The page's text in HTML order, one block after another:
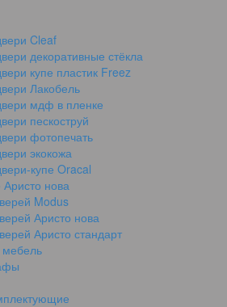
Cleaf
декоративные стёкла
купе пластик Freez
Лакобель
мдф в пленке
пескоструй
фотопечать
экокожа
купе Oracal
Аристо нова
Modus
Аристо нова
Аристо стандарт
мебель